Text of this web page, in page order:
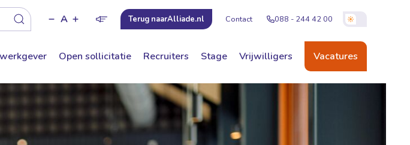
A Terug naarAlliade.nl Contact 088 - 244 42 00
Open sollicitatie Recruiters Stage Vrijwilligers Vacatures